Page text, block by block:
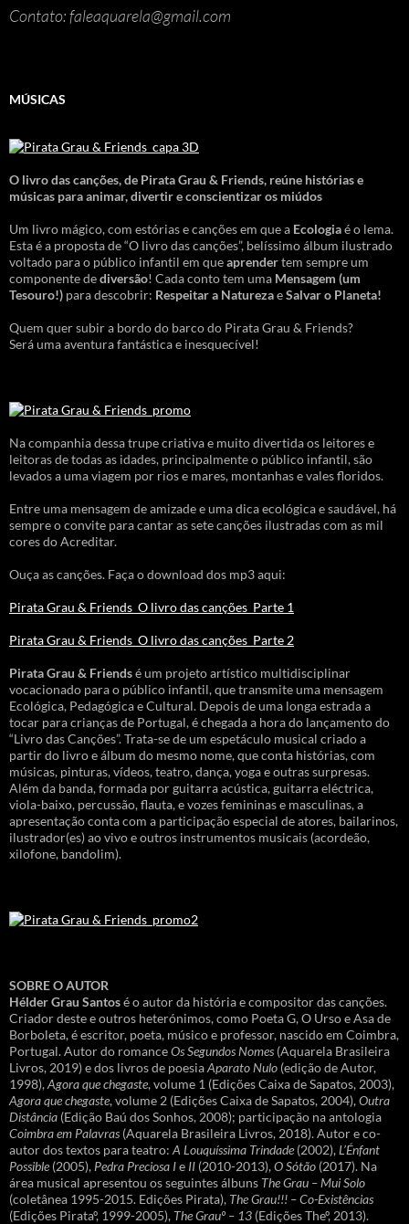
Contato: faleaquarela@gmail.com
MÚSICAS
O livro das canções,de Pirata Grau & Friends, reúne histórias e
músicas para animar, divertir e conscientizar os miúdos
Um livro mágico, com estórias e canções em que a Ecologiaé o lema.
Esta é a proposta de “O livro das canções”, belíssimo álbum ilustrado
voltado para o público infantil em queaprendertem sempre um
componente dediversão! Cada conto tem uma Mensagem (um
Tesouro!) para descobrir: Respeitar a NaturezaeSalvar o Planeta!
Quem quer subir a bordo do barco do Pirata Grau & Friends?
Será uma aventura fantástica e inesquecível!
Na companhia dessa trupe criativa e muito divertida os leitores e
leitoras de todas as idades, principalmente o público infantil, são
levados a uma viagem por rios e mares, montanhas e vales floridos.
Entre uma mensagem de amizade e uma dica ecológica e saudável, há
sempre o convite para cantar as sete canções ilustradas com as mil
cores do Acreditar.
Ouça as canções. Faça o download dos mp3 aqui:
Pirata Grau & Friends_O livro das canções_Parte 1
Pirata Grau & Friends_O livro das canções_Parte 2
Pirata Grau & Friendsé um projeto artístico multidisciplinar
vocacionado para o público infantil, que transmite uma mensagem
Ecológica, Pedagógica e Cultural. Depois de uma longa estrada a
tocar para crianças de Portugal, é chegada a hora do lançamento do
“Livro das Canções”. Trata-se de um espetáculo musical criado a
partir do livro e álbum do mesmo nome, que conta histórias, com
músicas, pinturas, vídeos, teatro, dança, yoga e outras surpresas.
Além da banda, formada por guitarra acústica, guitarra eléctrica,
viola-baixo, percussão, flauta, e vozes femininas e masculinas, a
apresentação conta com a participação especial de atores, bailarinos,
ilustrador(es) ao vivo e outros instrumentos musicais (acordeão,
xilofone, bandolim).
SOBRE O AUTOR
Hélder Grau Santosé o autor da história e compositor das canções.
Criador deste e outros heterónimos, como Poeta G, O Urso e Asa de
Borboleta, é escritor, poeta, músico e professor, nascido em Coimbra,
Portugal. Autor do romanceOs Segundos Nomes (Aquarela Brasileira
Livros, 2019) e dos livros de poesiaAparato Nulo (edição de Autor,
1998),Agora que chegaste, volume 1 (Edições Caixa de Sapatos, 2003),
Agora que chegaste, volume 2 (Edições Caixa de Sapatos, 2004),Outra
Distância (Edição Baú dos Sonhos, 2008); participação na antologia
Coimbra em Palavras (Aquarela Brasileira Livros, 2018). Autor e co-
autor dos textos para teatro: A Louquíssima Trindade (2002),L’Énfant
Possible (2005), Pedra Preciosa Ie II (2010-2013),O Sótão (2017). Na
área musical apresentou os seguintes álbuns The Grau – Mui Solo
(coletânea 1995-2015. Edições Pirata), The Grau!!! – Co-Existências
(Edições Pirataº, 1999-2005), The Grauº – 13 (Edições Theº, 2013).